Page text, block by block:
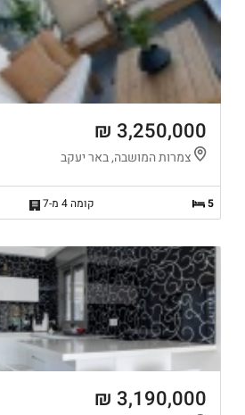
3,250,000 ₪
צמרות המושבה, באר יעקב
5 קומה 4 מ-7
3,190,000 ₪